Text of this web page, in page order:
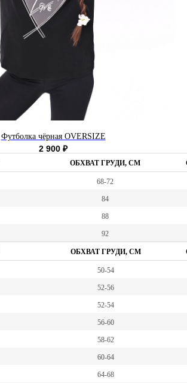
Футболка чёрная OVERSIZE
2 900 ₽
ОБХВАТ ГРУДИ, СМ
68-72
84
88
92
ОБХВАТ ГРУДИ, СМ
50-54
52-56
52-54
56-60
58-62
60-64
64-68